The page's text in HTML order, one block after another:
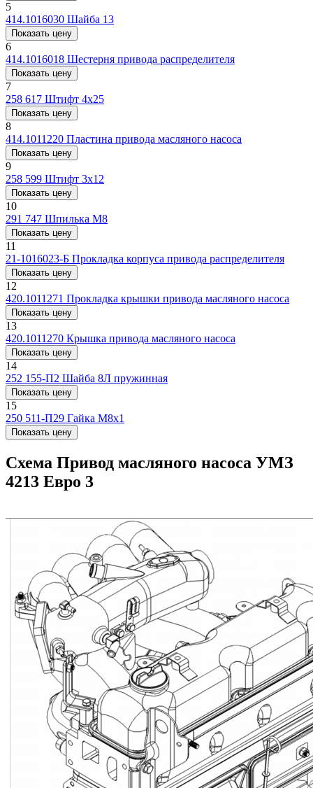
5
414.1016030 Шайба 13
Показать цену
6
414.1016018 Шестерня привода распределителя
Показать цену
7
258 617 Штифт 4х25
Показать цену
8
414.1011220 Пластина привода масляного насоса
Показать цену
9
258 599 Штифт 3x12
Показать цену
10
291 747 Шпилька M8
Показать цену
11
21-1016023-Б Прокладка корпуса привода распределителя
Показать цену
12
420.1011271 Прокладка крышки привода масляного насоса
Показать цену
13
420.1011270 Крышка привода масляного насоса
Показать цену
14
252 155-П2 Шайба 8Л пружинная
Показать цену
15
250 511-П29 Гайка М8х1
Показать цену
Схема Привод масляного насоса УМЗ
4213 Евро 3